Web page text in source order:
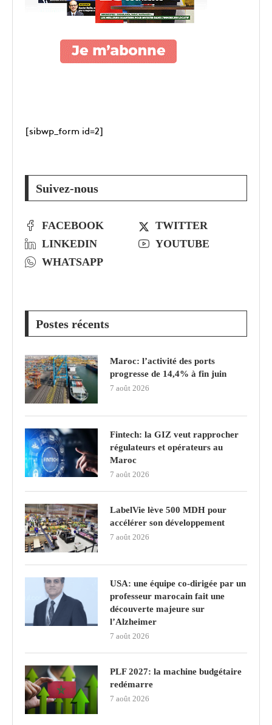
[sibwp_form id=2]
Suivez-nous
FACEBOOK
TWITTER
LINKEDIN
YOUTUBE
WHATSAPP
Postes récents
Maroc: l’activité des ports
progresse de 14,4% à fin juin
7 août 2026
Fintech: la GIZ veut rapprocher
régulateurs et opérateurs au
Maroc
7 août 2026
LabelVie lève 500 MDH pour
accélérer son développement
7 août 2026
USA: une équipe co-dirigée par un
professeur marocain fait une
découverte majeure sur
l’Alzheimer
7 août 2026
PLF 2027: la machine budgétaire
redémarre
7 août 2026